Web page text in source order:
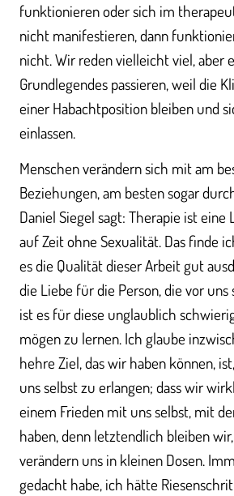
funktionieren oder sich im
nicht manifestieren, dann
nicht. Wir reden vielleicht viel, aber
Grundlegendes passieren, weil die
einer Habachtposition bleiben und
einlassen.
Menschen verändern sich mit am
Beziehungen, am besten sogar
Daniel Siegel sagt: Therapie ist eine
auf Zeit ohne Sexualität. Das finde
es die Qualität dieser Arbeit gut
die Liebe für die Person, die vor
ist es für diese unglaublich
mögen zu lernen. Ich glaube
hehre Ziel, das wir haben können,
uns selbst zu erlangen; dass wir
einem Frieden mit uns selbst, mit
haben, denn letztendlich bleiben
verändern uns in kleinen Dosen.
gedacht habe, ich hätte